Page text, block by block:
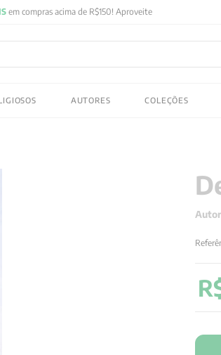
em compras acima de R$150! Aproveite
AUTORES COLEÇÕES